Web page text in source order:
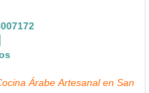
Árabe Artesanal en San